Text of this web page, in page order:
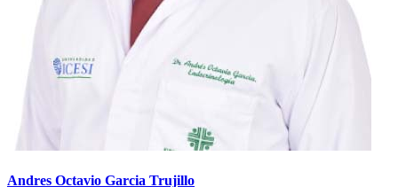
Andres Octavio Garcia Trujillo